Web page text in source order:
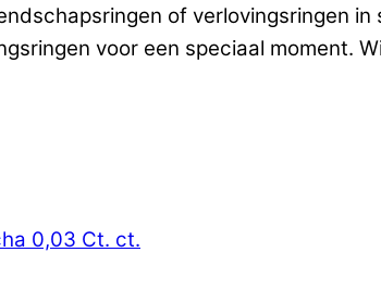
of verlovingsringen
voor een speciaal moment.
0,03 Ct. ct.